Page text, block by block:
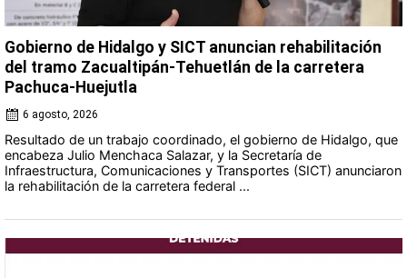
Gobierno de Hidalgo y SICT anuncian rehabilitación
del tramo Zacualtipán-Tehuetlán de la carretera
Pachuca-Huejutla
6 agosto, 2026
Resultado de un trabajo coordinado, el gobierno de Hidalgo, que
encabeza Julio Menchaca Salazar, y la Secretaría de
Infraestructura, Comunicaciones y Transportes (SICT) anunciaron
la rehabilitación de la carretera federal ...